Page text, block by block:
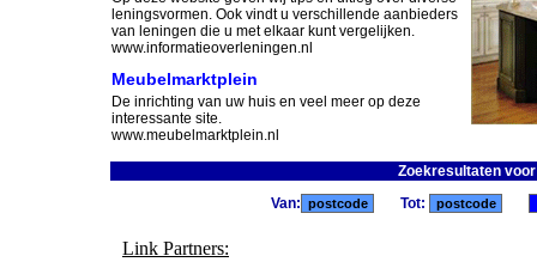
leningsvormen. Ook vindt u verschillende aanbieders
van leningen die u met elkaar kunt vergelijken.
www.informatieoverleningen.nl
Meubelmarktplein
De inrichting van uw huis en veel meer op deze
interessante site.
www.meubelmarktplein.nl
Zoekresultaten
Link Partners:
Van: Tot: